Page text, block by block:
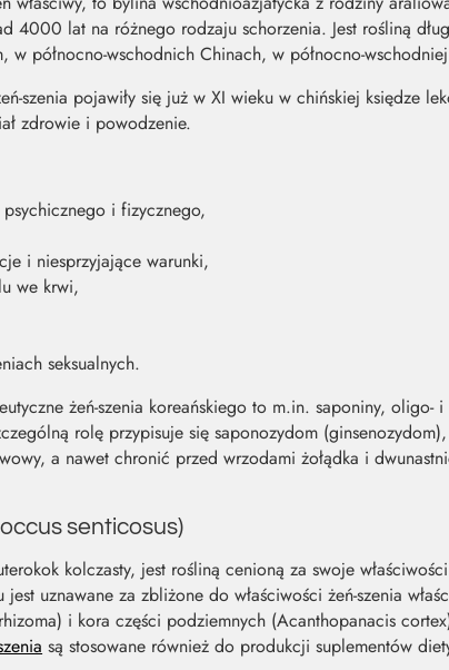
4000 lat na różnego rodzaju schorzenia. Jest rośliną
w północno-wschodnich Chinach, w północno-
szenia pojawiły się już w XI wieku w chińskiej księdze
zdrowie i powodzenie.
i fizycznego,
i niesprzyjające warunki,
we krwi,
seksualnych.
żeń-szenia koreańskiego to m.in. saponiny,
rolę przypisuje się saponozydom
a nawet chronić przed wrzodami żołądka i
senticosus)
kolczasty, jest rośliną cenioną za swoje
uznawane za zbliżone do właściwości żeń-szenia
i kora części podziemnych (Acanthopanacis
są stosowane również do produkcji suplementów